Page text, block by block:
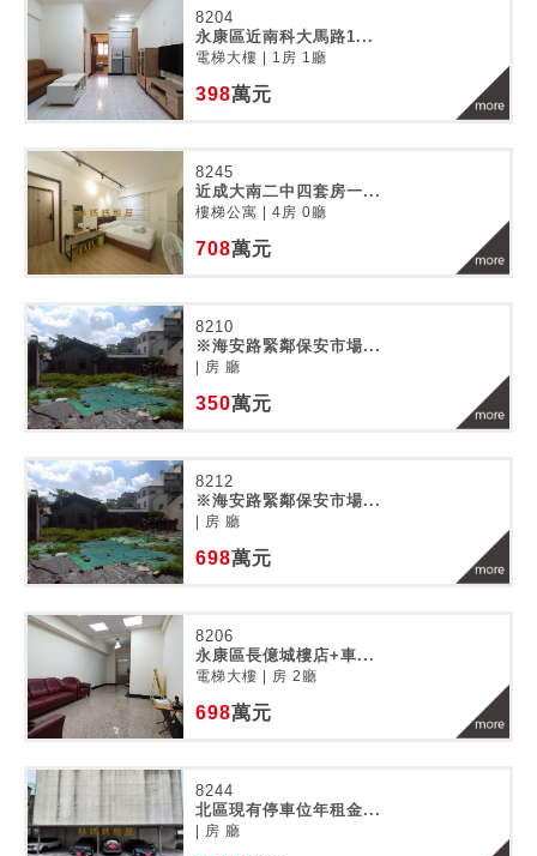
8204
永康區近南科大馬路1...
電梯大樓 | 1房 1廳
398萬元
8245
近成大南二中四套房一...
樓梯公寓 | 4房 0廳
708萬元
8210
※海安路緊鄰保安市場...
| 房 廳
350萬元
8212
※海安路緊鄰保安市場...
| 房 廳
698萬元
8206
永康區長億城樓店+車...
電梯大樓 | 房 2廳
698萬元
8244
北區現有停車位年租金...
| 房 廳